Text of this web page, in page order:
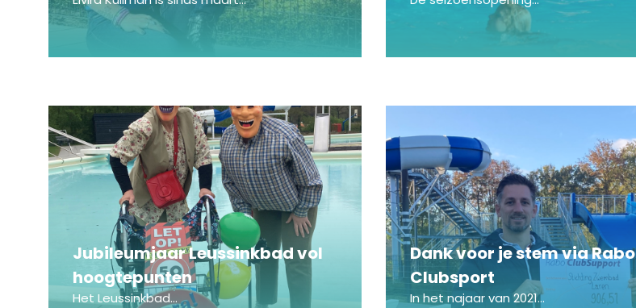
Jubileumjaar Leussinkbad vol
hoogtepunten
Het Leussinkbad...
Dank voor je stem via Rabo
Clubsport
In het najaar van 2021...